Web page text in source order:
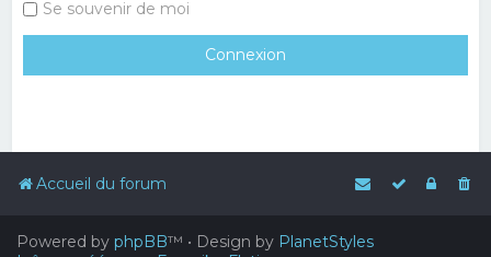
Se souvenir de moi
Accueil du forum
Powered by phpBB™ • Design by PlanetStyles